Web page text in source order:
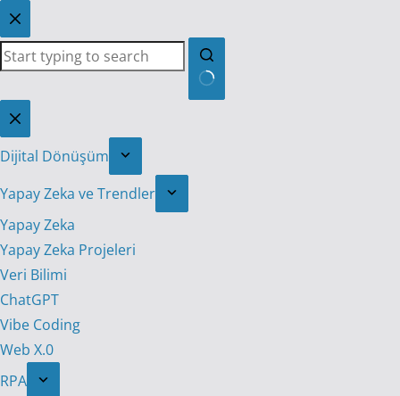
Skip
to
content
No
results
Dijital Dönüşüm
Yapay Zeka ve Trendler
Yapay Zeka
Yapay Zeka Projeleri
Veri Bilimi
ChatGPT
Vibe Coding
Web X.0
RPA